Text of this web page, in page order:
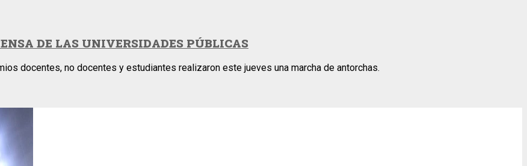
DE LAS UNIVERSIDADES PÚBLICAS
docentes, no docentes y estudiantes realizaron este jueves una marcha de antorchas.